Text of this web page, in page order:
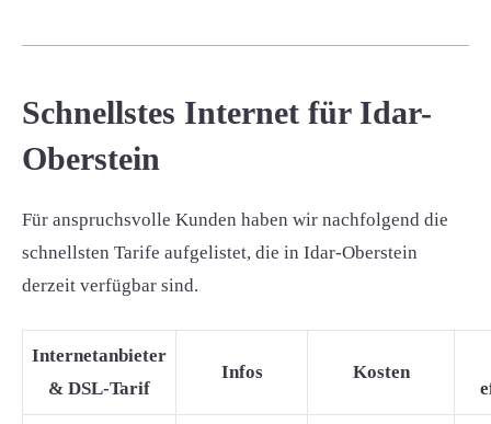
Schnellstes Internet für Idar-
Oberstein
Für anspruchsvolle Kunden haben wir nachfolgend die
schnellsten Tarife aufgelistet, die in Idar-Oberstein
derzeit verfügbar sind.
Internetanbieter
& DSL-Tarif
Infos Kosten